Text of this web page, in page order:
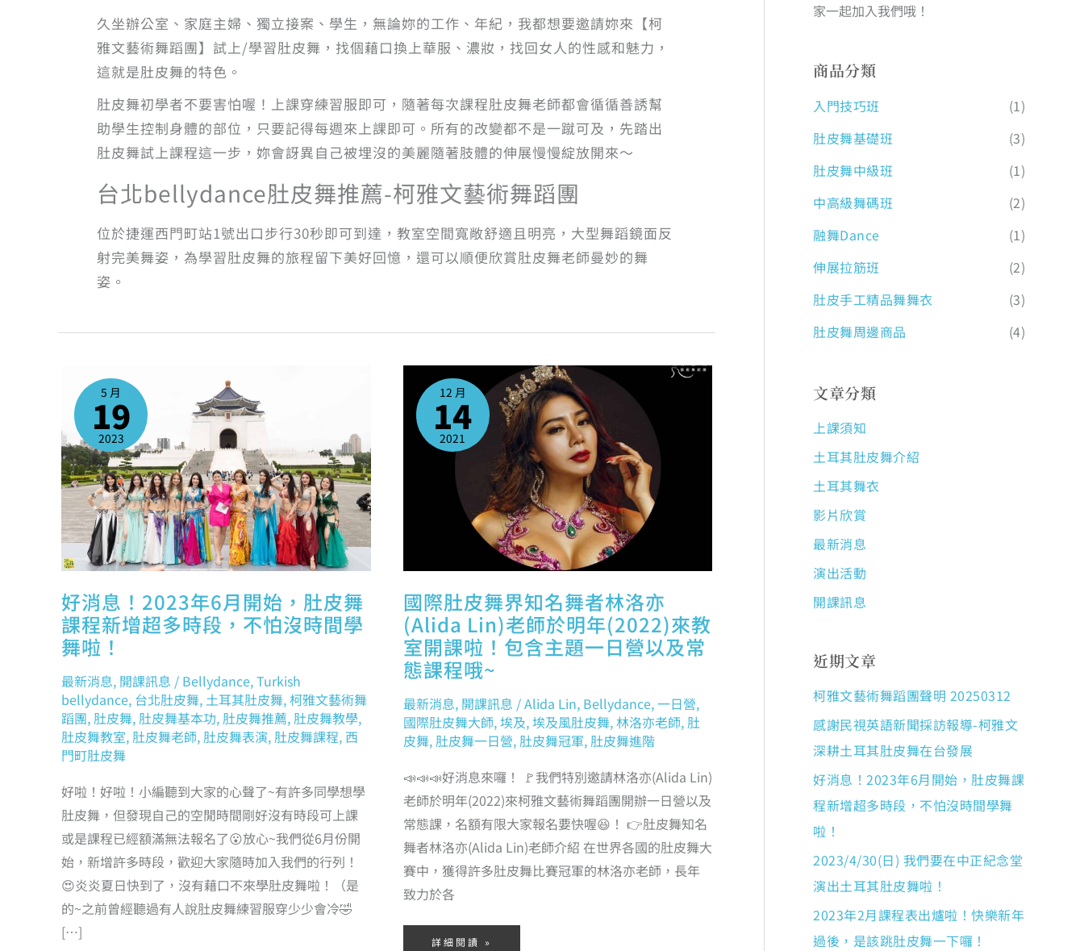
久坐辦公室、家庭主婦、獨立接案、學生，無論妳的工作、年紀，我都想要邀請妳來【柯
雅文藝術舞蹈團】試上/學習肚皮舞，找個藉口換上華服、濃妝，找回女人的性感和魅力，
這就是肚皮舞的特色。
肚皮舞初學者不要害怕喔！上課穿練習服即可，隨著每次課程肚皮舞老師都會循循善誘幫
助學生控制身體的部位，只要記得每週來上課即可。所有的改變都不是一蹴可及，先踏出
肚皮舞試上課程這一步，妳會訝異自己被埋沒的美麗隨著肢體的伸展慢慢綻放開來～
台北bellydance肚皮舞推薦-柯雅文藝術舞蹈團
位於捷運西門町站1號出口步行30秒即可到達，教室空間寬敞舒適且明亮，大型舞蹈鏡面反
射完美舞姿，為學習肚皮舞的旅程留下美好回憶，還可以順便欣賞肚皮舞老師曼妙的舞
姿。
5 月
19
2023
好消息！2023年6月開始，肚皮舞
課程新增超多時段，不怕沒時間學
舞啦！
最新消息, 開課訊息 / Bellydance,Turkish
bellydance, 台北肚皮舞, 土耳其肚皮舞,柯雅文藝術舞
蹈團, 肚皮舞, 肚皮舞基本功, 肚皮舞推薦, 肚皮舞教學,
肚皮舞教室, 肚皮舞老師, 肚皮舞表演, 肚皮舞課程, 西
門町肚皮舞
好啦！好啦！小編聽到大家的心聲了~有許多同學想學
肚皮舞，但發現自己的空閒時間剛好沒有時段可上課
或是課程已經額滿無法報名了😮放心~我們從6月份開
始，新增許多時段，歡迎大家隨時加入我們的行列！
😍炎炎夏日快到了，沒有藉口不來學肚皮舞啦！（是
的~之前曾經聽過有人說肚皮舞練習服穿少少會冷🤣
[…]
消
息！
2023
年
月
開
始，
肚
皮
舞
課
程
新
增
超
多
時
段，
不
怕
時
間
學
舞
啦！
12 月
14
2021
國際肚皮舞界知名舞者林洛亦
(Alida Lin)老師於明年(2022)來教
室開課啦！包含主題一日營以及常
態課程哦~
最新消息, 開課訊息 /Alida Lin, Bellydance,一日營,
國際肚皮舞大師,埃及,埃及風肚皮舞,林洛亦老師, 肚
皮舞, 肚皮舞一日營, 肚皮舞冠軍, 肚皮舞進階
📣📣📣好消息來囉！ 🚩我們特別邀請林洛亦(Alida Lin)
老師於明年(2022)來柯雅文藝術舞蹈團開辦一日營以及
常態課，名額有限大家報名要快喔😆！ 👉肚皮舞知名
舞者林洛亦(Alida Lin)老師介紹 在世界各國的肚皮舞大
賽中，獲得許多肚皮舞比賽冠軍的林洛亦老師，長年
致力於各
國
際
肚
皮
舞
知
名
舞
(ALIDA
來
室
開
課
啦！
包
含
主
題
一
日
以
及
常
態
課
程
詳細閱讀 »
家一起加入我們哦！
商品分類
入門技巧班
(1)
肚皮舞基礎班
(3)
肚皮舞中級班
(1)
中高級舞碼班
(2)
融舞Dance
(1)
伸展拉筋班
(2)
肚皮手工精品舞舞衣
(3)
肚皮舞周邊商品
(4)
文章分類
上課須知
土耳其肚皮舞介紹
土耳其舞衣
影片欣賞
最新消息
演出活動
開課訊息
近期文章
柯雅文藝術舞蹈團聲明 20250312
感謝民視英語新聞採訪報導-柯雅文
深耕土耳其肚皮舞在台發展
好消息！2023年6月開始，肚皮舞課
程新增超多時段，不怕沒時間學舞
啦！
2023/4/30(日) 我們要在中正紀念堂
演出土耳其肚皮舞啦！
2023年2月課程表出爐啦！快樂新年
過後，是該跳肚皮舞一下囉！